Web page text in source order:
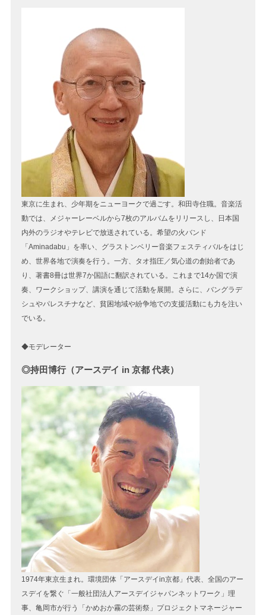
東京に生まれ、少年期をニューヨークで過ごす。和田寺住職。音楽活
動では、メジャーレーベルから7枚のアルバムをリリースし、日本国
内外のラジオやテレビで放送されている。希望の火バンド
「Aminadabu」を率い、グラストンベリー音楽フェスティバルをはじ
め、世界各地で演奏を行う。一方、タオ指圧／気心道の創始者であ
り、著書8冊は世界7か国語に翻訳されている。これまで14か国で演
奏、ワークショップ、講演を通じて活動を展開。さらに、バングラデ
シュやパレスチナなど、貧困地域や紛争地での支援活動にも力を注い
でいる。
◆モデレーター
◎持田博行（アースデイ in 京都 代表）
1974年東京生まれ。環境団体「アースデイin京都」代表、全国のアー
スデイを繋ぐ「一般社団法人アースデイジャパンネットワーク」理
事、亀岡市が行う「かめおか霧の芸術祭」プロジェクトマネージャー